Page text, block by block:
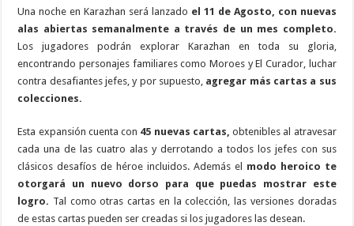
Una noche en Karazhan será lanzado el 11 de Agosto, con nuevas
alas abiertas semanalmente a través de un mes completo.
Los jugadores podrán explorar Karazhan en toda su gloria,
encontrando personajes familiares como Moroes y El Curador, luchar
contra desafiantes jefes, y por supuesto, agregar más cartas a sus
colecciones.
Esta expansión cuenta con 45 nuevas cartas, obtenibles al atravesar
cada una de las cuatro alas y derrotando a todos los jefes con sus
clásicos desafíos de héroe incluidos. Además el modo heroico te
otorgará un nuevo dorso para que puedas mostrar este
logro. Tal como otras cartas en la colección, las versiones doradas
de estas cartas pueden ser creadas si los jugadores las desean.